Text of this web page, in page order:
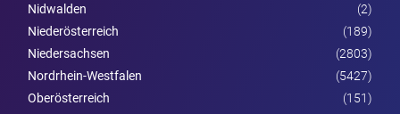
Nidwalden
(2)
Nieder­österreich
(189)
Niedersachsen
(2803)
Nordrhein-Westfalen
(5427)
Ober­österreich
(151)